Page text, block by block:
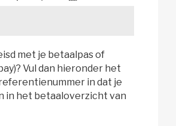
met je betaalpas of
Vul dan hieronder het
in dat je
in het betaaloverzicht van